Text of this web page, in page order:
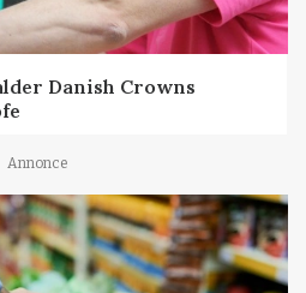
Danish Crowns
Annonce